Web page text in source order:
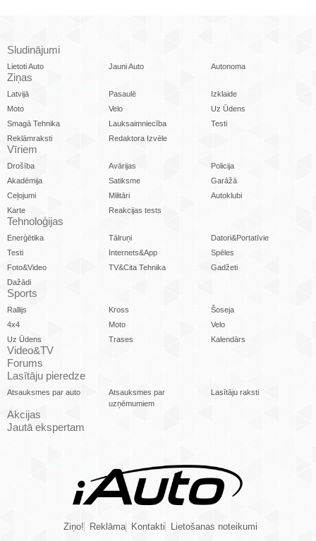
Sludinājumi
Lietoti Auto Jauni Auto Autonoma
Ziņas
Latvijā Pasaulē
Izklaide
Moto
Velo
Uz Ūdens
Smagā Tehnika
Lauksaimniecība
Testi
Reklāmraksti
Redaktora Izvēle
Vīriem
Drošība Avārijas
Policija
Akadēmija
Satiksme
Garāžā
Ceļojumi
Militāri
Autoklubi
Karte
Reakcijas tests
Tehnoloģijas
Enerģētika Tālruņi
Datori&Portatīvie
Testi
Internets&App
Spēles
Foto&Video
TV&Cita Tehnika
Gadžeti
Dažādi
Sports
Rallijs Kross
Šoseja
4x4
Moto
Velo
Uz Ūdens
Trases Kalendārs
Video&TV
Forums
Lasītāju pieredze
Atsauksmes par auto
Atsauksmes par
uzņēmumiem
Lasītāju raksti
Akcijas
Jautā ekspertam
Ziņo! Reklāma Kontakti Lietošanas noteikumi